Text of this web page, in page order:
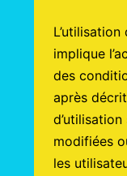
L’utilisation
implique
des
après
modifiées
les